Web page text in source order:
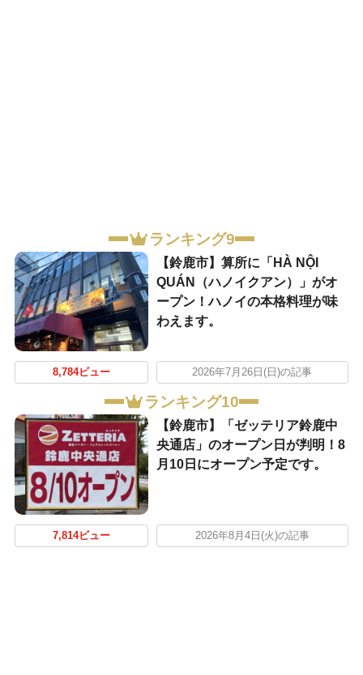
ランキング9
【鈴鹿市】算所に「HÀ NỘI
QUÁN（ハノイクアン）」がオ
ープン！ハノイの本格料理が味
わえます。
8,784ビュー 2026年7月26日(日)の記事
ランキング10
【鈴鹿市】「ゼッテリア鈴鹿中
央通店」のオープン日が判明！8
月10日にオープン予定です。
7,814ビュー 2026年8月4日(火)の記事